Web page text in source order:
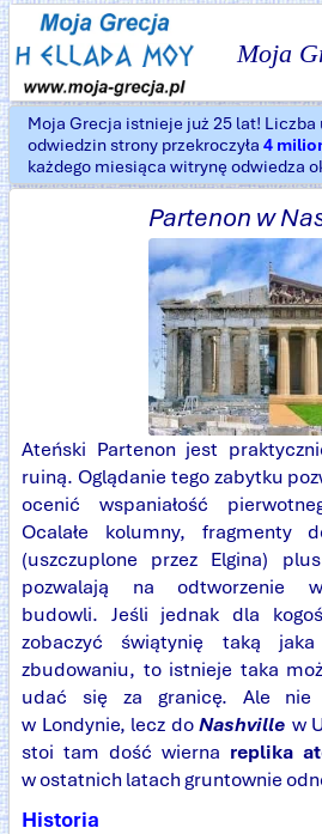
Moja
Moja Grecja istnieje już 25 lat! Liczba
odwiedzin strony przekroczyła 4
każdego miesiąca witrynę odwiedza
Partenon w
Ateński Partenon jest
ruiną. Oglądanie tego zabytku
ocenić wspaniałość
Ocalałe kolumny, fragmenty
(uszczuplone przez Elgina)
pozwalają na odtworzenie
budowli. Jeśli jednak dla
zobaczyć świątynię taką
zbudowaniu, to istnieje taka
udać się za granicę. Ale nie
w Londynie, lecz doNashville w
stoi tam dość wierna replika
w ostatnich latach gruntownie
Historia